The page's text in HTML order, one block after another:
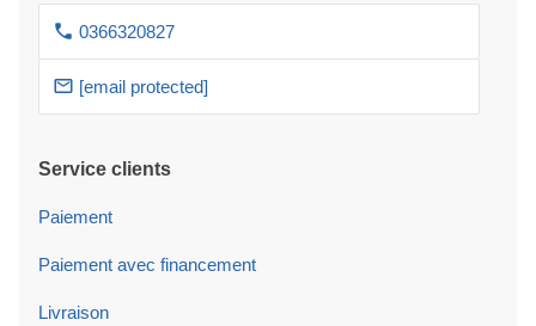
0366320827
[email protected]
Service clients
Paiement
Paiement avec financement
Livraison